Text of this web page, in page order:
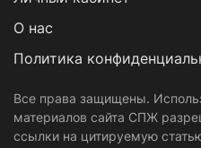
О нас
Политика
Все права защищены.
материалов сайта СПЖ
ссылки на цитируемую